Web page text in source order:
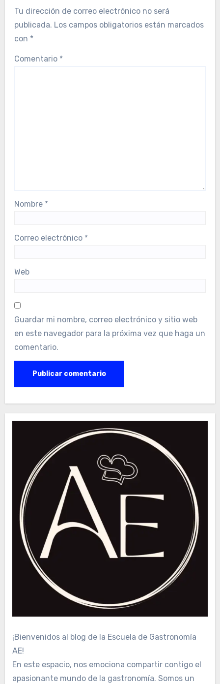
Tu dirección de correo electrónico no será
publicada. Los campos obligatorios están marcados
con *
Comentario *
Nombre *
Correo electrónico *
Web
Guardar mi nombre, correo electrónico y sitio web
en este navegador para la próxima vez que haga un
comentario.
¡Bienvenidos al blog de la Escuela de Gastronomía
AE!
En este espacio, nos emociona compartir contigo el
apasionante mundo de la gastronomía. Somos un